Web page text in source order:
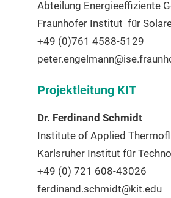
Abteilung Energieeffiziente
Fraunhofer Institut für
+49 (0)761 4588-5129
Projektleitung KIT
Dr. Ferdinand Schmidt
Institute of Applied
Karlsruher Institut für
+49 (0) 721 608-43026
ferdinand.schmidt@kit.edu